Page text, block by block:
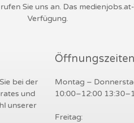
Sie uns an. Das
Verfügung.
bei der
und
unserer
Öffnungszeiten
Montag –
10:00–12:00
Freitag: